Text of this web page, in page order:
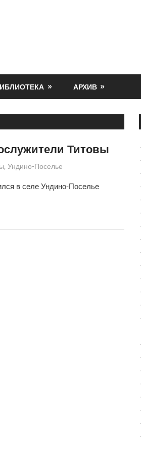
АРХИВ
Титовы
, Ундино-Поселье
в селе Ундино-Поселье